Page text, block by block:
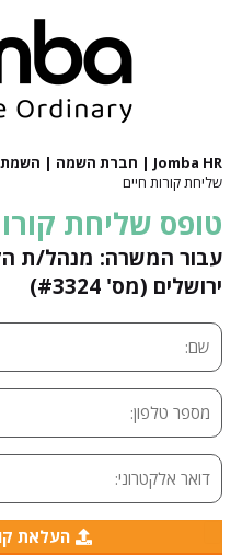
Jomba HR | חברת השמה | השמת בכירים | השמת פיננסים |
שליחת קורות חיים
טופס שליחת
עבור המשרה: מנהל/ת
ירושלים (מס' #3324)
העלאת